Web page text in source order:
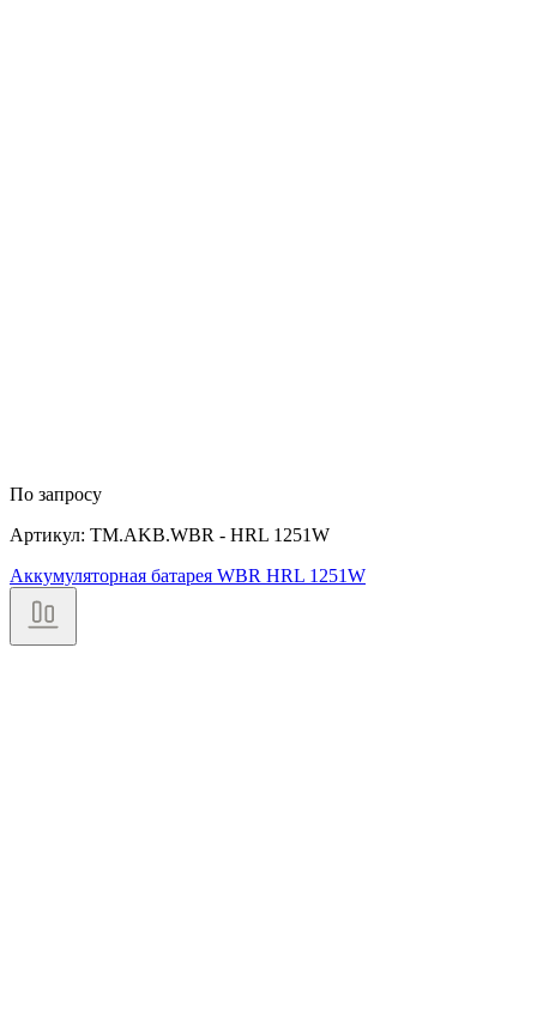
По запросу
Артикул: TM.AKB.WBR - HRL 1251W
Аккумуляторная батарея WBR HRL 1251W